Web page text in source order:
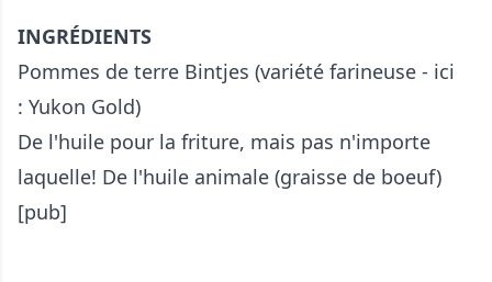
INGRÉDIENTS
Pommes de terre Bintjes (variété farineuse - ici
: Yukon Gold)
De l'huile pour la friture, mais pas n'importe
laquelle! De l'huile animale (graisse de boeuf)
[pub]